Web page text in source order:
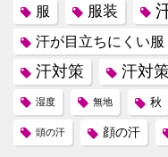
服 服装
汗が目立ちにくい服
汗対策 汗対
湿度 無地 秋
頭の汗 顔の汗